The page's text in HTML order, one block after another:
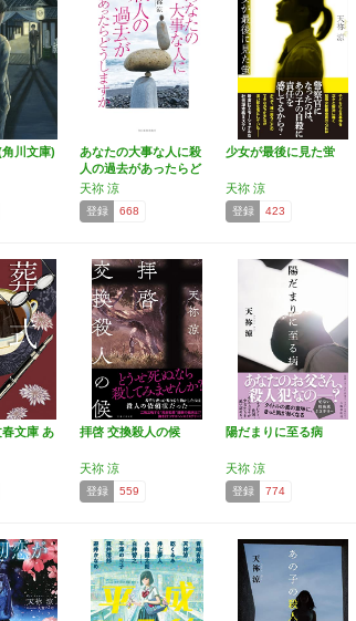
川文庫)
あなたの大事な人に殺
人の過去があったらど
うし…
天祢 涼
登録 668
少女が最後に見た蛍
天祢 涼
登録 423
文庫 あ
拝啓 交換殺人の候
天祢 涼
登録 559
陽だまりに至る病
天祢 涼
登録 774